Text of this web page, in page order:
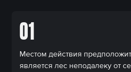
01
Местом действия
является лес неподалеку от